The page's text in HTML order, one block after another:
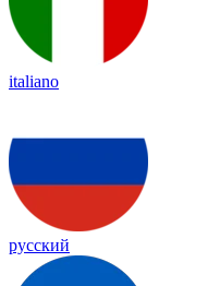
italiano
русский